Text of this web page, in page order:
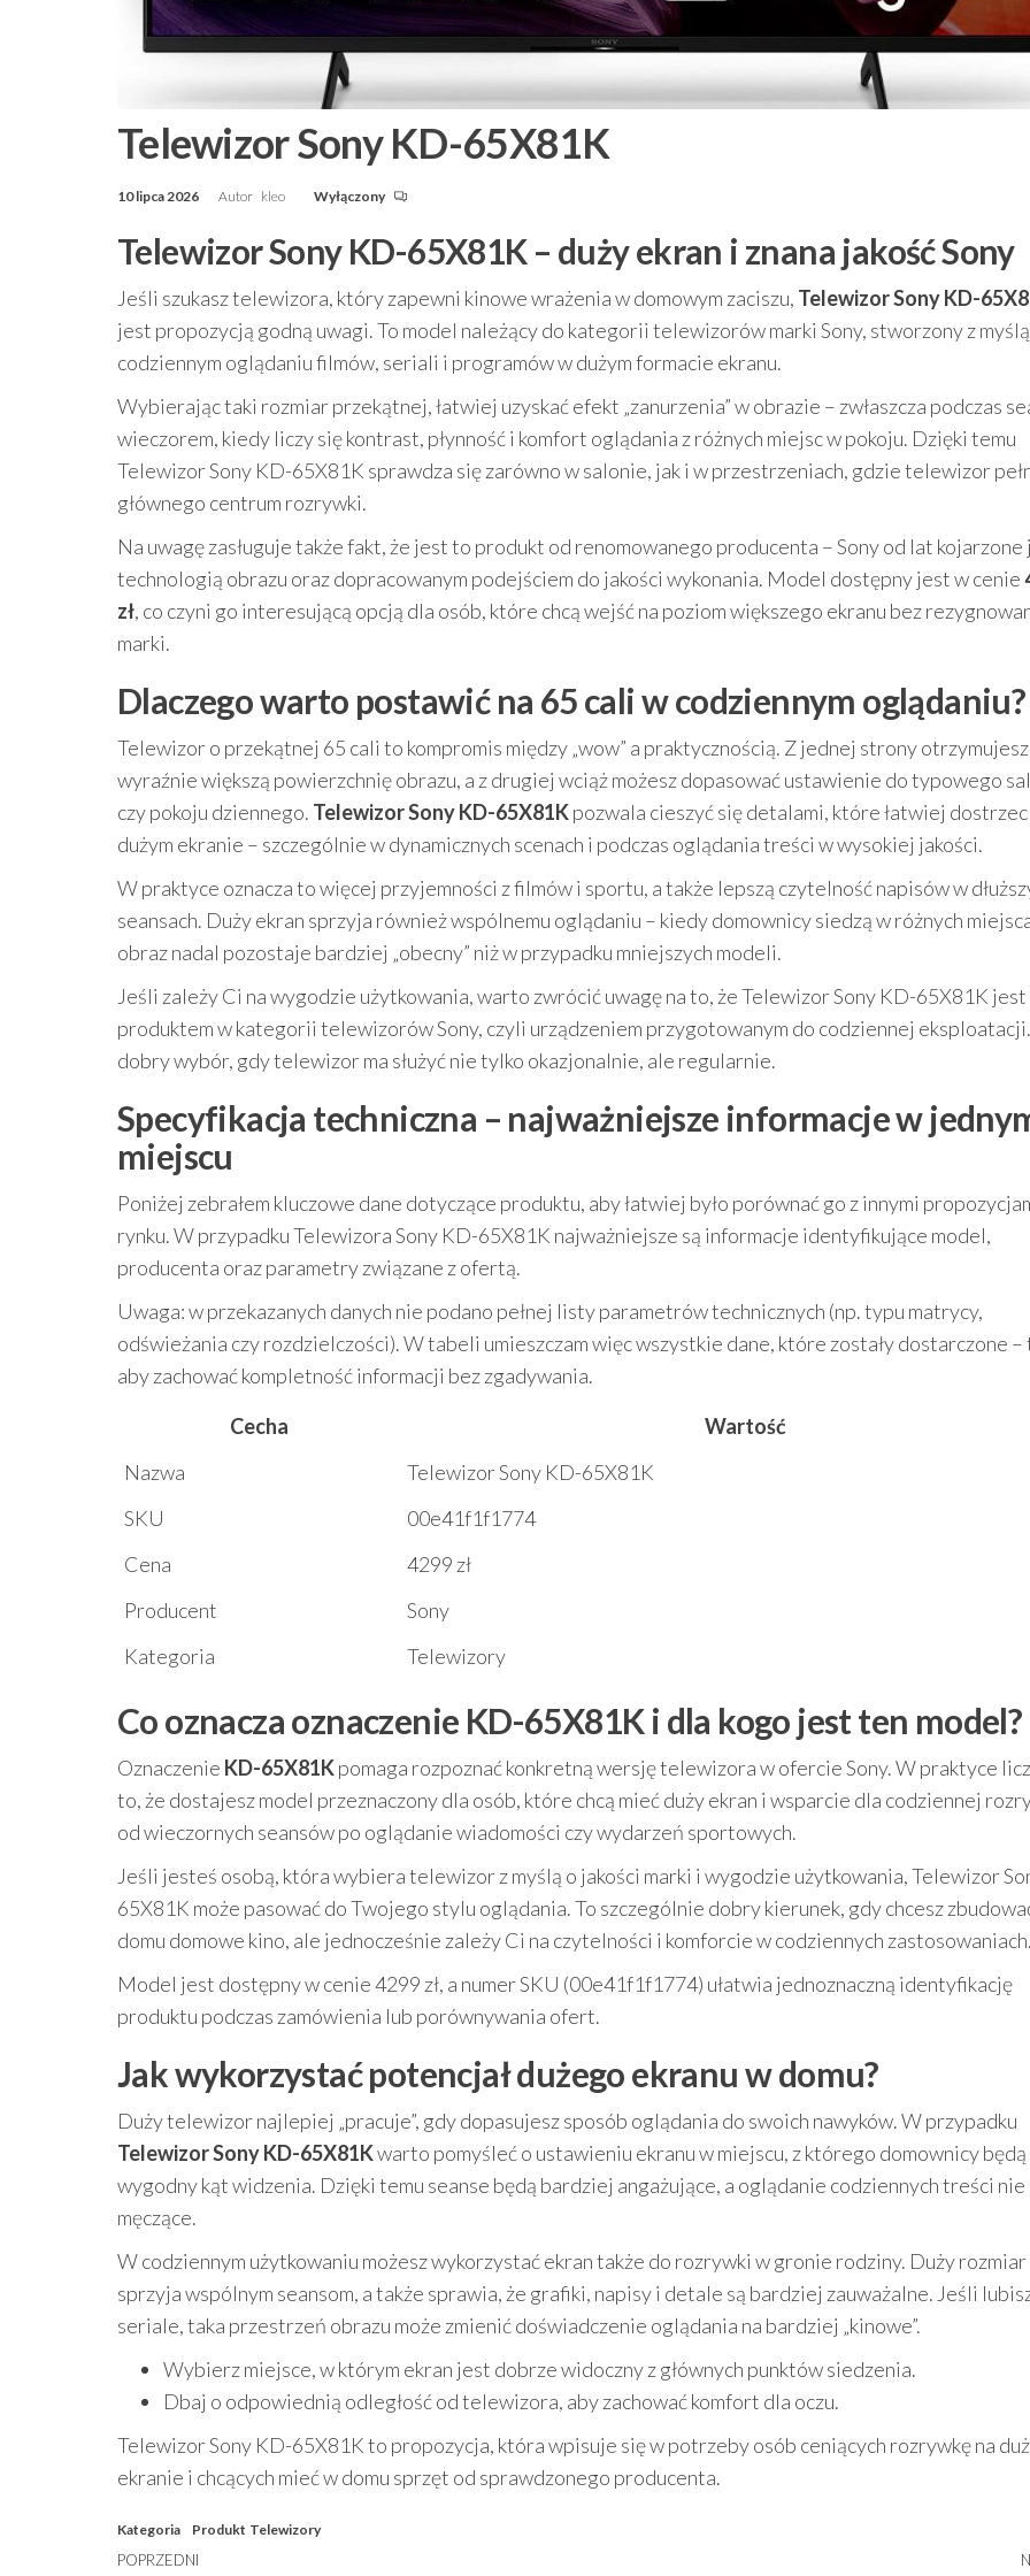
Telewizor Sony KD-65X81K
10 lipca 2026 Autor kleo Wyłączony
Telewizor Sony KD-65X81K – duży ekran i znana jakość Sony
Jeśli szukasz telewizora, który zapewni kinowe wrażenia w domowym zaciszu, Telewizor Sony KD-
jest propozycją godną uwagi. To model należący do kategorii telewizorów marki Sony, stworzony z
codziennym oglądaniu filmów, seriali i programów w dużym formacie ekranu.
Wybierając taki rozmiar przekątnej, łatwiej uzyskać efekt „zanurzenia” w obrazie – zwłaszcza podczas
wieczorem, kiedy liczy się kontrast, płynność i komfort oglądania z różnych miejsc w pokoju. Dzięki temu
Telewizor Sony KD-65X81K sprawdza się zarówno w salonie, jak i w przestrzeniach, gdzie telewizor
głównego centrum rozrywki.
Na uwagę zasługuje także fakt, że jest to produkt od renomowanego producenta – Sony od lat kojarzone
technologią obrazu oraz dopracowanym podejściem do jakości wykonania. Model dostępny jest w cenie
zł, co czyni go interesującą opcją dla osób, które chcą wejść na poziom większego ekranu bez
marki.
Dlaczego warto postawić na 65 cali w codziennym oglądaniu?
Telewizor o przekątnej 65 cali to kompromis między „wow” a praktycznością. Z jednej strony otrzymujesz
wyraźnie większą powierzchnię obrazu, a z drugiej wciąż możesz dopasować ustawienie do typowego
czy pokoju dziennego. Telewizor Sony KD-65X81Kpozwala cieszyć się detalami, które łatwiej dostrzec
dużym ekranie – szczególnie w dynamicznych scenach i podczas oglądania treści w wysokiej jakości.
W praktyce oznacza to więcej przyjemności z filmów i sportu, a także lepszą czytelność napisów w
seansach. Duży ekran sprzyja również wspólnemu oglądaniu – kiedy domownicy siedzą w różnych
obraz nadal pozostaje bardziej „obecny” niż w przypadku mniejszych modeli.
Jeśli zależy Ci na wygodzie użytkowania, warto zwrócić uwagę na to, że Telewizor Sony KD-65X81K jest
produktem w kategorii telewizorów Sony, czyli urządzeniem przygotowanym do codziennej
dobry wybór, gdy telewizor ma służyć nie tylko okazjonalnie, ale regularnie.
Specyfikacja techniczna – najważniejsze informacje w
miejscu
Poniżej zebrałem kluczowe dane dotyczące produktu, aby łatwiej było porównać go z innymi
rynku. W przypadku Telewizora Sony KD-65X81K najważniejsze są informacje identyfikujące model,
producenta oraz parametry związane z ofertą.
Uwaga: w przekazanych danych nie podano pełnej listy parametrów technicznych (np. typu matrycy,
odświeżania czy rozdzielczości). W tabeli umieszczam więc wszystkie dane, które zostały dostarczone –
aby zachować kompletność informacji bez zgadywania.
Cecha
Wartość
Nazwa
Telewizor Sony KD-65X81K
SKU
00e41f1f1774
Cena
4299 zł
Producent
Sony
Kategoria
Telewizory
Co oznacza oznaczenie KD-65X81K i dla kogo jest ten model?
Oznaczenie KD-65X81Kpomaga rozpoznać konkretną wersję telewizora w ofercie Sony. W praktyce
to, że dostajesz model przeznaczony dla osób, które chcą mieć duży ekran i wsparcie dla codziennej
od wieczornych seansów po oglądanie wiadomości czy wydarzeń sportowych.
Jeśli jesteś osobą, która wybiera telewizor z myślą o jakości marki i wygodzie użytkowania, Telewizor
65X81K może pasować do Twojego stylu oglądania. To szczególnie dobry kierunek, gdy chcesz
domu domowe kino, ale jednocześnie zależy Ci na czytelności i komforcie w codziennych zastosowaniach.
Model jest dostępny w cenie 4299 zł, a numer SKU (00e41f1f1774) ułatwia jednoznaczną identyfikację
produktu podczas zamówienia lub porównywania ofert.
Jak wykorzystać potencjał dużego ekranu w domu?
Duży telewizor najlepiej „pracuje”, gdy dopasujesz sposób oglądania do swoich nawyków. W przypadku
Telewizor Sony KD-65X81Kwarto pomyśleć o ustawieniu ekranu w miejscu, z którego domownicy
wygodny kąt widzenia. Dzięki temu seanse będą bardziej angażujące, a oglądanie codziennych treści
męczące.
W codziennym użytkowaniu możesz wykorzystać ekran także do rozrywki w gronie rodziny. Duży rozmiar
sprzyja wspólnym seansom, a także sprawia, że grafiki, napisy i detale są bardziej zauważalne. Jeśli
seriale, taka przestrzeń obrazu może zmienić doświadczenie oglądania na bardziej „kinowe”.
Wybierz miejsce, w którym ekran jest dobrze widoczny z głównych punktów siedzenia.
Dbaj o odpowiednią odległość od telewizora, aby zachować komfort dla oczu.
Telewizor Sony KD-65X81K to propozycja, która wpisuje się w potrzeby osób ceniących rozrywkę na
ekranie i chcących mieć w domu sprzęt od sprawdzonego producenta.
Kategoria Produkt Telewizory
Nawigacja
Poprzedni
POPRZEDNI